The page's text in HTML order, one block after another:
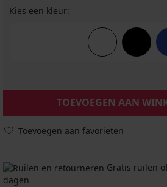
Kies een kleur:
TOEVOEGEN AAN
Toevoegen aan favorieten
Gratis ruilen
dagen